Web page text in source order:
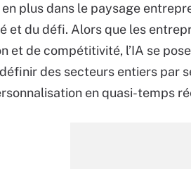
en plus dans le paysage
et du défi. Alors que les
et de compétitivité, l’IA se
des secteurs entiers par
en quasi-temps